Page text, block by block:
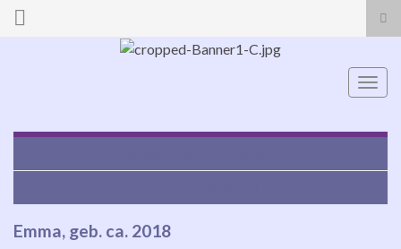
Search for:
Emma, geb. ca. 2018